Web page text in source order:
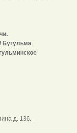
Бугульма
д. 136.